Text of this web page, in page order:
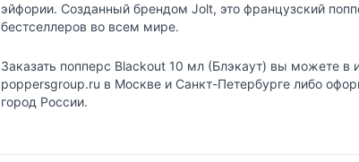
эйфории. Созданный брендом Jolt, это французский
бестселлеров во всем мире.
Заказать попперс Blackout 10 мл (Блэкаут) вы можете в
poppersgroup.ru в Москве и Санкт-Петербурге либо
город России.